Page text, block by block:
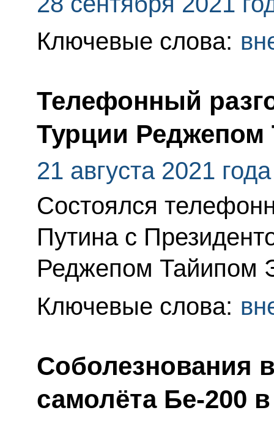
Ключевые слова:
Телефонный
Турции
21 августа 2021 года
Состоялся
Путина с
Реджепом Тайипом
Ключевые слова:
Соболезнования
самолёта Бе-200